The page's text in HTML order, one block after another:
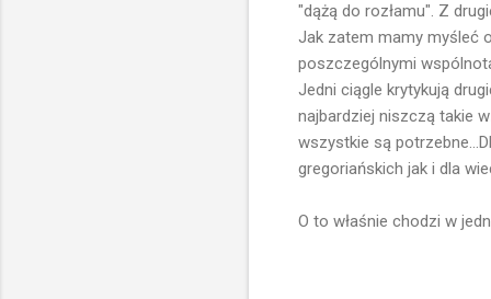
"dążą do rozłamu". Z
Jak zatem mamy myśleć
poszczególnymi
Jedni ciągle krytykują
najbardziej niszczą takie
wszystkie są
gregoriańskich jak i dla
O to właśnie chodzi w